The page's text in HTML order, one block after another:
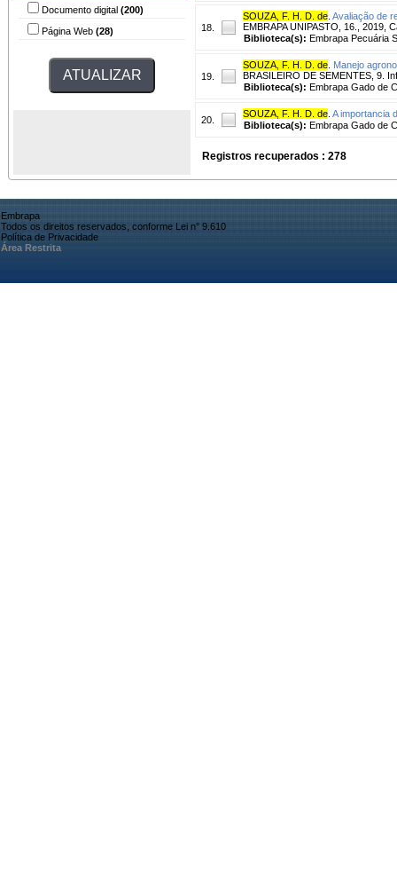
Documento digital (200)
Página Web (28) 18.
SOUZA, F. H. D. de Avaliação de
EMBRAPA UNIPASTO, 16., 2019,
Biblioteca(s): Embrapa Pecuária
19.
SOUZA, F. H. D. de Manejo
BRASILEIRO DE SEMENTES, 9.
Biblioteca(s): Embrapa Gado de
20.
SOUZA, F. H. D. de A importancia
Biblioteca(s): Embrapa Gado de
Registros recuperados : 278
Embrapa
Todos os direitos reservados, conforme Lei n° 9.610
Política de Privacidade
Área Restrita